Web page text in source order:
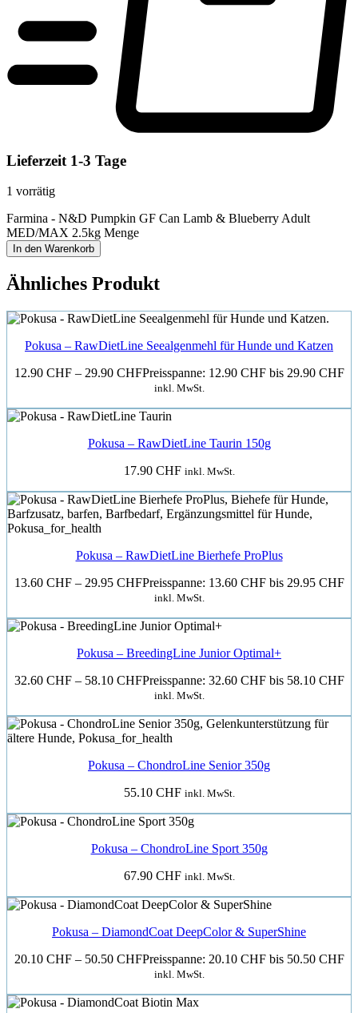
Lieferzeit 1-3 Tage
1 vorrätig
Farmina - N&D Pumpkin GF Can Lamb & Blueberry Adult
MED/MAX 2.5kg Menge
In den Warenkorb
Ähnliches Produkt
Pokusa – RawDietLine Seealgenmehl für Hunde und Katzen
12.90 CHF – 29.90 CHFPreisspanne: 12.90 CHF bis 29.90 CHF
inkl. MwSt.
Pokusa – RawDietLine Taurin 150g
17.90 CHF inkl. MwSt.
Pokusa – RawDietLine Bierhefe ProPlus
13.60 CHF – 29.95 CHFPreisspanne: 13.60 CHF bis 29.95 CHF
inkl. MwSt.
Pokusa – BreedingLine Junior Optimal+
32.60 CHF – 58.10 CHFPreisspanne: 32.60 CHF bis 58.10 CHF
inkl. MwSt.
Pokusa – ChondroLine Senior 350g
55.10 CHF inkl. MwSt.
Pokusa – ChondroLine Sport 350g
67.90 CHF inkl. MwSt.
Pokusa – DiamondCoat DeepColor & SuperShine
20.10 CHF – 50.50 CHFPreisspanne: 20.10 CHF bis 50.50 CHF
inkl. MwSt.